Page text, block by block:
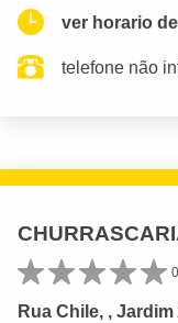
ver horario
telefone não
Rua Chile, ,